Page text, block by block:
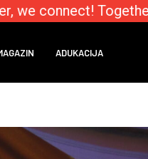
connect!
ADUKACIJA